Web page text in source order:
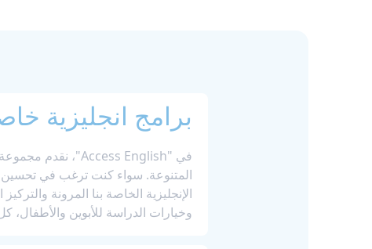
برامج انجليزية
في "Access English"، نقدم مجموعة من
المتنوعة. سواء كنت ترغب في تحسين
وخيارات الدراسة للأبوين والأطفال،